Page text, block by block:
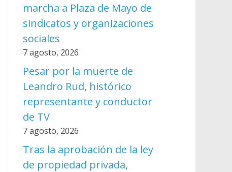
marcha a Plaza de Mayo de
sindicatos y organizaciones
sociales
7 agosto, 2026
Pesar por la muerte de
Leandro Rud, histórico
representante y conductor
de TV
7 agosto, 2026
Tras la aprobación de la ley
de propiedad privada,